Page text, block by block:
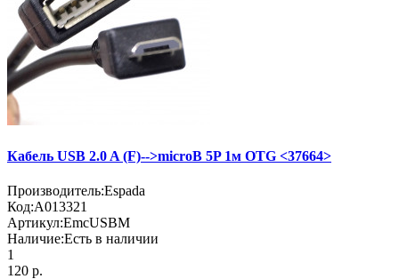
Кабель USB 2.0 A (F)-->microB 5P 1м OTG <37664>
Производитель:Espada
Код:A013321
Артикул:EmcUSBM
Наличие:Есть в наличии
1
120 р.